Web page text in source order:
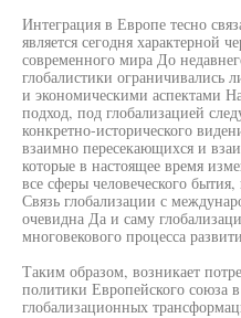
Интеграция в Европе тесно
является сегодня характерной
современного мира До
глобалистики
и экономическими аспектами
подход, под глобализацией
конкретно-исторического
взаимно пересекающихся и
которые в настоящее время
все сферы человеческого
Связь глобализации с
очевидна Да и саму
многовекового процесса
Таким образом, возникает
политики Европейского союза
глобализационных